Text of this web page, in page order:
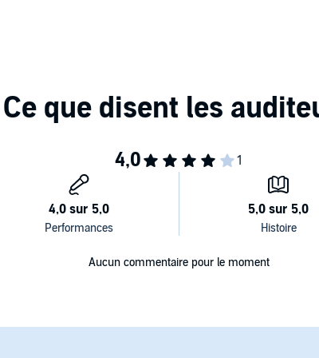
antefatti tipiche della letteratura poliziesca dell'epoca; il
e umano tra crisi maniaco-depressive e
Street, una legione che si rinnova generazione dopo
anche sulla scia delle infinite e sempre fortunate
Editore. Tradotto da Giancarlo Carlotti (P)2018 Audible
Aucun commentaire pour le moment